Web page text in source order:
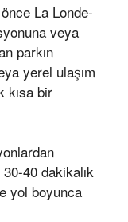
La Londe-
veya
parkın
yerel ulaşım
kısa bir
40 dakikalık
yol boyunca